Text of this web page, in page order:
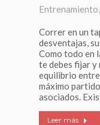
Entrenamiento,
Correr en un
desventajas,
Como todo en
te debes fijar y
equilibrio
máximo
asociados.
Leer más